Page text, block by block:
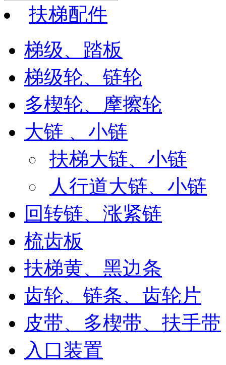
扶梯配件
梯级、踏板
梯级轮、链轮
多楔轮、摩擦轮
大链 、小链
扶梯大链、小链
人行道大链、小链
回转链、涨紧链
梳齿板
扶梯黄、黑边条
齿轮、链条、齿轮片
皮带、多楔带、扶手带
入口装置